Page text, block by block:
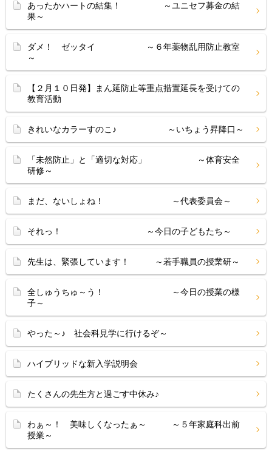
あったかハートの結集！ ～ユニセフ募金の結
果～
ダメ！ ゼッタイ ～６年薬物乱用防止教室
～
【２月１０日発】まん延防止等重点措置延長を受けての
教育活動
きれいなカラーすのこ♪ ～いちょう昇降口～
「未然防止」と「適切な対応」 ～体育安全
研修～
まだ、ないしょね！ ～代表委員会～
それっ！ ～今日の子どもたち～
先生は、緊張しています！ ～若手職員の授業研～
全しゅうちゅ～う！ ～今日の授業の様
子～
やった～♪ 社会科見学に行けるぞ～
ハイブリッドな新入学説明会
たくさんの先生方と過ごす中休み♪
わぁ～！ 美味しくなったぁ～ ～５年家庭科出前
授業～